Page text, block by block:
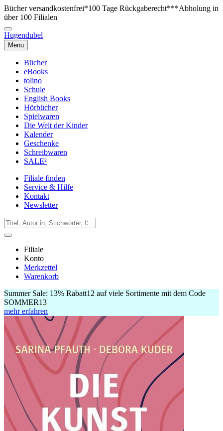
Bücher versandkostenfrei*100 Tage Rückgaberecht***Abholung in
über 100 Filialen
Hugendubel
Menu
Bücher
eBooks
tolino
Schule
English Books
Hörbücher
Spielwaren
Die Welt der Kinder
Kalender
Geschenke
Schreibwaren
SALE²
Filiale finden
Service & Hilfe
Kontakt
Newsletter
Filiale
Konto
Merkzettel
Warenkorb
Summer Sale: 13% Rabatt12 auf viele Sortimente mit dem Code
SOMMER13
mehr erfahren